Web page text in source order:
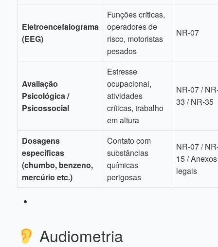
Eletroencefalograma
(EEG)
Funções críticas,
operadores de
risco, motoristas
pesados
NR-07
Avaliação
Psicológica /
Psicossocial
Estresse
ocupacional,
atividades
críticas, trabalho
em altura
NR-07 /
33 / NR-35
Dosagens
específicas
(chumbo, benzeno,
mercúrio etc.)
Contato com
substâncias
químicas
perigosas
NR-07 /
15 / Anexos
legais
Audiometria